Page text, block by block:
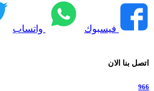
فيسبوك واتساب
اتصل بنا الان
966